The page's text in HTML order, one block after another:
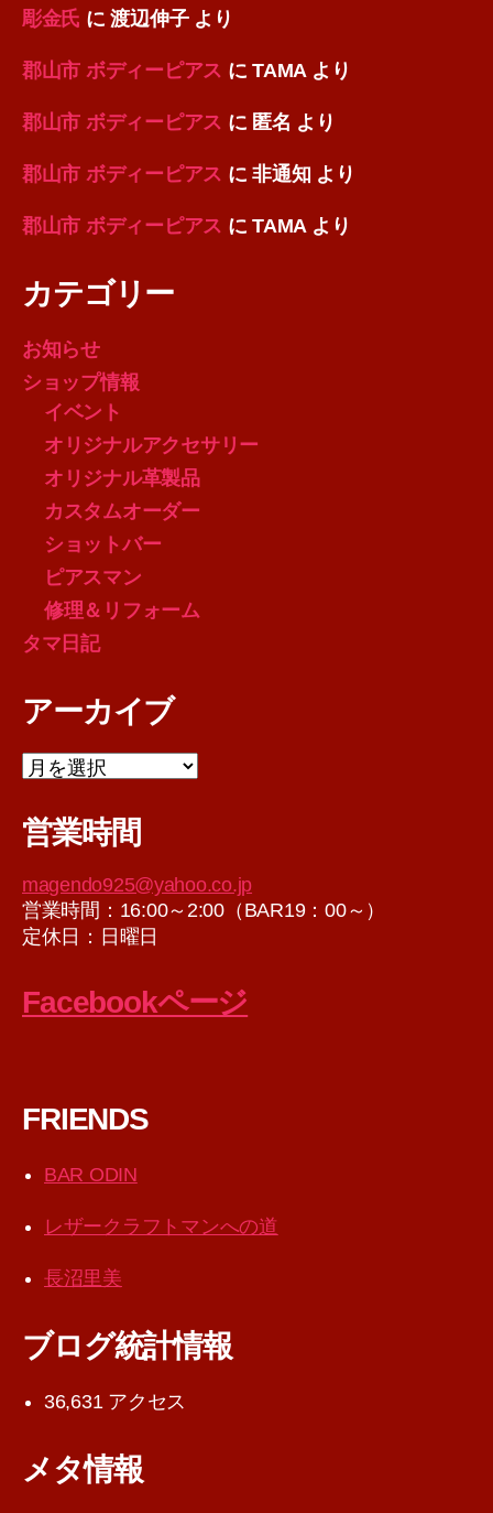
彫金氏 に渡辺伸子より
郡山市 ボディーピアス にTAMAより
郡山市 ボディーピアス に 匿名 より
郡山市 ボディーピアス に非通知 より
郡山市 ボディーピアス にTAMAより
カテゴリー
お知らせ
ショップ情報
イベント
オリジナルアクセサリー
オリジナル革製品
カスタムオーダー
ショットバー
ピアスマン
修理＆リフォーム
タマ日記
アーカイブ
ア
イ
営業時間
magendo925@yahoo.co.jp
営業時間：16:00～2:00（BAR19：00～）
定休日：日曜日
Facebookページ
FRIENDS
BAR ODIN
レザークラフトマンへの道
長沼里美
ブログ統計情報
36,631 アクセス
メタ情報